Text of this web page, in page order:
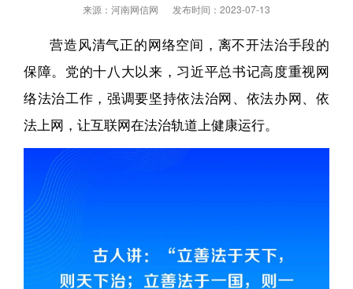
来源：河南网信网 发布时间： 2023-07-13
营造风清气正的网络空间，离不开法治手段的
保障。党的十八大以来，习近平总书记高度重视网
络法治工作，强调要坚持依法治网、依法办网、依
法上网，让互联网在法治轨道上健康运行。